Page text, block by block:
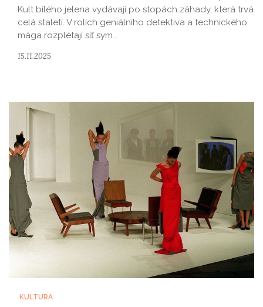
Kult bílého jelena vydávají po stopách záhady, která trvá
celá staletí. V rolích geniálního detektiva a technického
mága rozplétají síť sym...
15.11.2025
KULTURA